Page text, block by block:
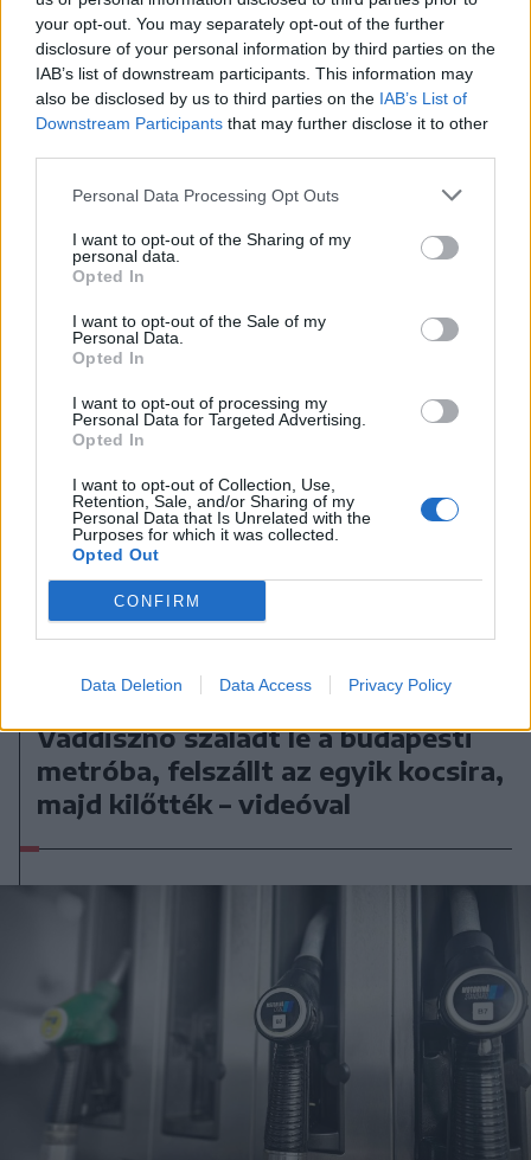
your opt-out. You may separately opt-out of the further
disclosure of your personal information by third parties on the
IAB’s list of downstream participants. This information may
also be disclosed by us to third parties on the IAB’s List of
Downstream Participants that may further disclose it to other
Personal Data Processing Opt Outs
I want to opt-out of the Sharing of my
personal data.
Opted In
I want to opt-out of the Sale of my
Personal Data.
Opted In
I want to opt-out of processing my
Personal Data for Targeted Advertising.
Opted In
I want to opt-out of Collection, Use,
Retention, Sale, and/or Sharing of my
Personal Data that Is Unrelated with the
Purposes for which it was collected.
Opted Out
CONFIRM
Data Deletion Data Access Privacy Policy
2026. augusztus 08., szombat
Románia irányából érkező ukrán
csalidrón robbant fel Bulgáriában –
2026. augusztus 08., szombat
Vaddisznó szaladt le a budapesti
metróba, felszállt az egyik kocsira,
majd kilőtték – videóval